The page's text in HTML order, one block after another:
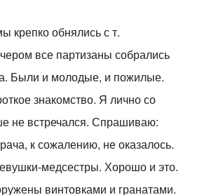
крепко обнялись с т.
все партизаны собрались
Были и молодые, и пожилые.
знакомство. Я лично со
не встречался. Спрашиваю:
к сожалению, не оказалось.
медсестры. Хорошо и это.
винтовками и гранатами.